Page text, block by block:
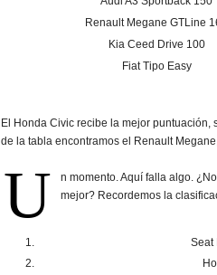
Renault Megane GTLine
Kia Ceed Drive 100
Fiat Tipo Easy
El Honda Civic recibe la mejor puntuación,
de la tabla encontramos el Renault
U
n momento. Aquí falla algo.
mejor? Recordemos la
Seat